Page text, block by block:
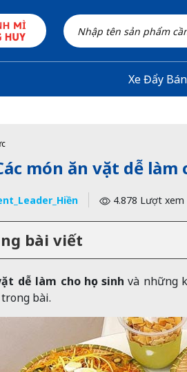
Xe Đẩy
món ăn vặt dễ làm
4.878 Lượt xem
bài viết
dễ làm cho học sinhvà những
trong bài.